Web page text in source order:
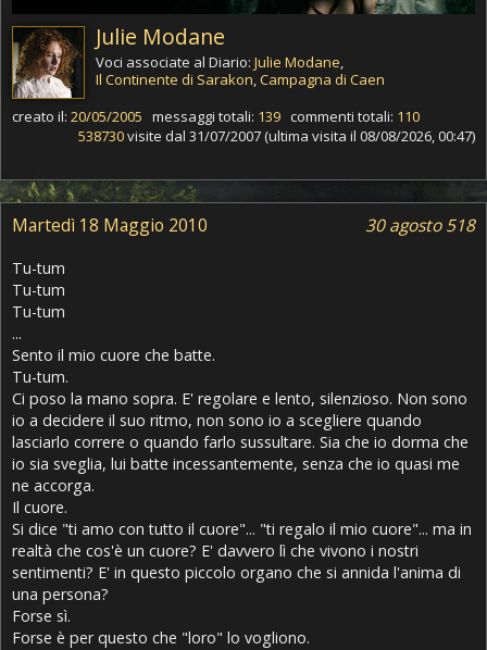
Julie Modane
Voci associate al Diario: Julie Modane,
Il Continente di Sarakon,Campagna di Caen
creato il: 20/05/2005 messaggi totali: 139 commenti totali: 110
538730visite dal 31/07/2007 (ultima visita il 08/08/2026, 00:47)
30 agosto 518
Martedì 18 Maggio 2010
Tu-tum
Tu-tum
Tu-tum
...
Sento il mio cuore che batte.
Tu-tum.
Ci poso la mano sopra. E' regolare e lento, silenzioso. Non sono
io a decidere il suo ritmo, non sono io a scegliere quando
lasciarlo correre o quando farlo sussultare. Sia che io dorma che
io sia sveglia, lui batte incessantemente, senza che io quasi me
ne accorga.
Il cuore.
Si dice "ti amo con tutto il cuore"... "ti regalo il mio cuore"... ma in
realtà che cos'è un cuore? E' davvero lì che vivono i nostri
sentimenti? E' in questo piccolo organo che si annida l'anima di
una persona?
Forse sì.
Forse è per questo che "loro" lo vogliono.